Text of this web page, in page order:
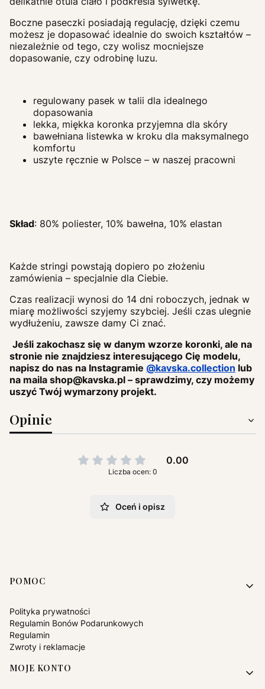
Boczne paseczki posiadają regulację, dzięki czemu
możesz je dopasować idealnie do swoich kształtów –
niezależnie od tego, czy wolisz mocniejsze
dopasowanie, czy odrobinę luzu.
regulowany pasek w talii dla idealnego
dopasowania
lekka, miękka koronka przyjemna dla skóry
bawełniana listewka w kroku dla maksymalnego
komfortu
uszyte ręcznie w Polsce – w naszej pracowni
Skład: 80% poliester, 10% bawełna, 10% elastan
Każde stringi powstają dopiero po złożeniu
zamówienia – specjalnie dla Ciebie.
Czas realizacji wynosi do 14 dni roboczych, jednak w
miarę możliwości szyjemy szybciej. Jeśli czas ulegnie
wydłużeniu, zawsze damy Ci znać.
Jeśli zakochasz się w danym wzorze koronki, ale na
stronie nie znajdziesz interesującego Cię modelu,
napisz do nas na Instagramie @kavska.collection lub
na maila shop@kavska.pl – sprawdzimy, czy możemy
uszyć Twój wymarzony projekt.
Opinie
0.00
Liczba ocen: 0
Oceń i opisz
Linki w stopce
POMOC
Polityka prywatności
Regulamin Bonów Podarunkowych
Regulamin
Zwroty i reklamacje
MOJE KONTO